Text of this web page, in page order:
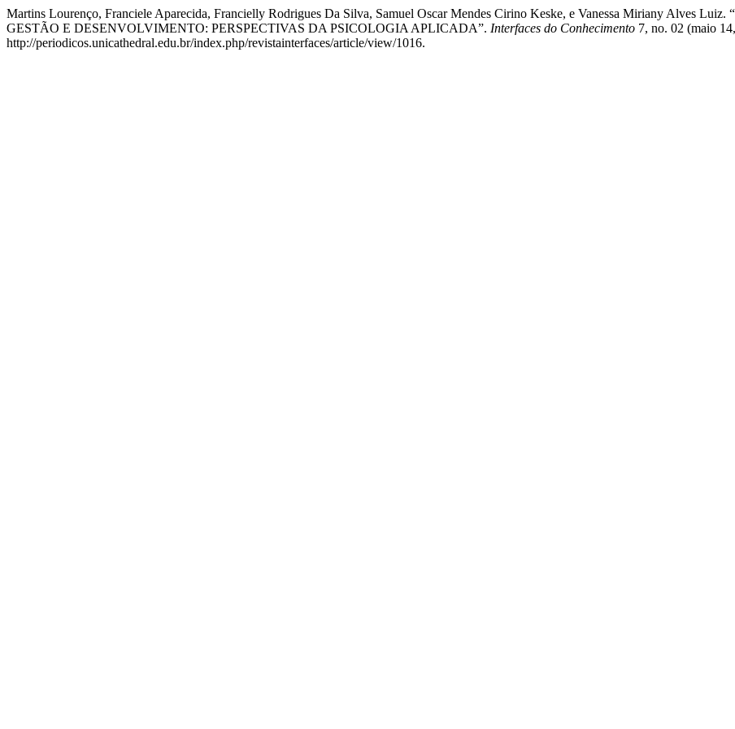
Martins Lourenço, Franciele Aparecida, Francielly Rodrigues Da Silva, Samuel Oscar Mendes Cirino Keske, e Vanessa Miriany Alves
GESTÃO E DESENVOLVIMENTO: PERSPECTIVAS DA PSICOLOGIA APLICADA”. Interfaces do Conhecimento 7, no. 02 (maio
http://periodicos.unicathedral.edu.br/index.php/revistainterfaces/article/view/1016.